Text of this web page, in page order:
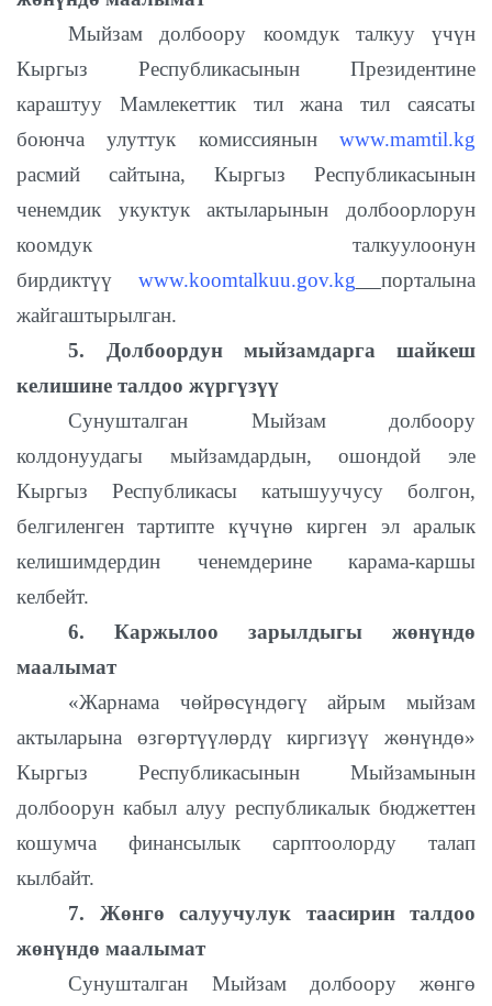
Мыйзам долбоору коомдук талкуу үчүн
Кыргыз Республикасынын Президентине
караштуу Мамлекеттик тил жана тил саясаты
боюнча улуттук комиссиянын www.mamtil.kg
расмий сайтына, Кыргыз Республикасынын
ченемдик укуктук актыларынын долбоорлорун
коомдук талкуулоонун
бирдиктүү www.koomtalkuu.gov.kg
порталына
жайгаштырылган.
5. Долбоордун мыйзамдарга шайкеш
келишине талдоо жүргүзүү
Сунушталган Мыйзам долбоору
колдонуудагы мыйзамдардын, ошондой эле
Кыргыз Республикасы катышуучусу болгон,
белгиленген тартипте күчүнө кирген эл аралык
келишимдердин ченемдерине карама-каршы
келбейт.
6. Каржылоо зарылдыгы жөнүндө
маалымат
«Жарнама чөйрөсүндөгү айрым мыйзам
актыларына өзгөртүүлөрдү киргизүү жөнүндө»
Кыргыз Республикасынын Мыйзамынын
долбоорун кабыл алуу республикалык бюджеттен
кошумча финансылык сарптоолорду талап
кылбайт.
7. Жөнгө салуучулук таасирин талдоо
жөнүндө маалымат
Сунушталган Мыйзам долбоору жөнгө